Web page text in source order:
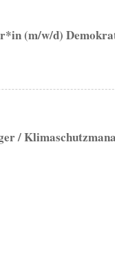
(m/w/d)
/